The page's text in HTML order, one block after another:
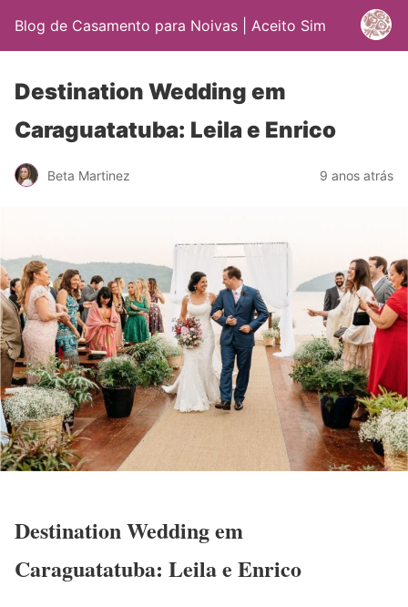
Blog de Casamento para Noivas | Aceito Sim
Destination Wedding em
Caraguatatuba: Leila e Enrico
Beta Martinez 9 anos atrás
Destination Wedding em
Caraguatatuba: Leila e Enrico